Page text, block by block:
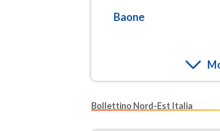
Baone
Bollettino Nord-Est Italia